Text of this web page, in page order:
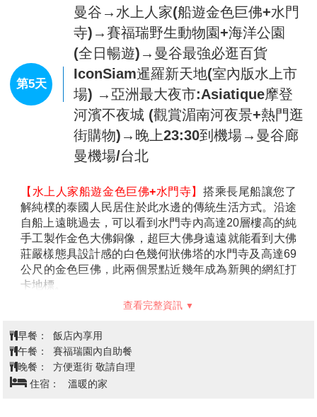
是安排泰國行程必去的景點，泰國有相當多的水上市
芭塔雅四方水上市場(Pattaya Floating Market) 是
聚集泰國傳統建築、水上市場獨特交易方式、泰國各
種表演、人氣泰式美食、各種親身體驗與百家紀念品
商店，這裡就是個專為遊客打造的觀光水上市場。也
是電影《杜拉拉升職記》的拍攝場景之一！
「四方水
上市場」網羅來自四面八方各種特色店家而得名，市
100多個攤位，從米粉湯、鱷魚肉、章魚燒、泰
式奶茶、香蕉煎餅及芒果糯米飯等美食到泰國傳統服
飾、在地名產、工藝品等商品，商家都是位在木雕風
格的建築物裡，不像一般傳統水上市場會有很多水上
比較乾淨衛生，會讓人願意花心思逛街吃美食，也比
較不怕拉肚子。
【紫醉金迷夜生活【Pattaya Walking
Street】】芭達雅的洋人步行街，顧名思義有眾多國
外觀光客步行於此，燈紅酒綠的街道，充滿著異國風
味。原址為洋人美軍大街，在1950年代時只是個小漁
村，因越戰關係，芭達雅變成美軍作戰之餘尋歡作樂
的區域，歌舞昇平，但隨著美軍撤退絲毫不減熱鬧景
去之處。華燈初上，芭達雅徒步街展現無限旖旎的風
光，有多彩繽紛的閃耀霓虹燈、令人血脈噴張的鋼管
熱舞，以及許多醉翁之意不在酒的酒客，儼然一座美
軍俱樂部洋人街不夜城，數十間
ERAWAN】，即是印度教三位一體神中的創造神-大梵
天，所以該稱之為四面神，而非四面佛。四面神有四個
面，四雙手和一雙脚，有脚的即是正面，從正面以順時
針方向算起四個面分別代表：平安（手持佛珠）、事業
（手持權杖）、婚姻（手持貝殼）、財富（手持金
磚）；也分別代表慈、悲、喜、捨四個字。
※ 行程小常識：教您參拜四面神
參拜方式為先至右方販賣部購買一套香花供品，金額及
種類依個人所需（一般參拜為20~50銖，許願還願為
100銖以上），點燃香柱及蠟燭後，再依順時針方向自
正面起順序參拜，各面均於參拜後供上三支香、一支燭
面先上燭，依序四面均上完三柱香後，回到正面再獻花
即可。
【必買必逛！BIG C Supercenter泰國版家樂福】泰國
曼谷的BIG C算是曼谷最大型的連鎖超市量販店，其角
色類似台灣的大潤發、家樂福、愛買，但商場內有包含:
藥妝店、平價服飾、眼鏡行、美髮店、提款機、通訊行
等各種與生活貼近的商家，可以說是當地人的平價好鄰
秀為曼谷前三大人妖秀，精心設計的劇院富麗堂皇，舞
台燈光、音效、排場俱佳，搭配婀娜多姿的人妖，呈現
出完美的演出，演繹鄧麗君的經典歌曲、泰國傳統舞蹈
秀、現代歌舞表演、中國宮廷舞劇、百老匯舞劇等精緻
第5天
曼谷→水上人家(船遊金色巨佛+水門
寺)→賽福瑞野生動物園+海洋公園
(全日暢遊)→曼谷最強必逛百貨
IconSiam暹羅新天地(室內版水上市
場) →亞洲最大夜市:Asiatique摩登
河濱不夜城 (觀賞湄南河夜景+熱門逛
街購物)→晚上23:30到機場→曼谷廊
曼機場/台北
【水上人家船遊金色巨佛+水門寺】搭乘長尾船讓您了
解純樸的泰國人民居住於此水邊的傳統生活方式。沿途
自船上遠眺過去，可以看到水門寺內高達20層樓高的純
手工製作金色大佛銅像，超巨大佛身遠遠就能看到大佛
莊嚴樣態具設計感的白色幾何狀佛塔的水門寺及高達69
公尺的金色巨佛，此兩個景點近幾年成為新興的網紅打
卡地標。
【賽福瑞野生動物園+海洋公園】
區域：野生動物園（Safari Park）與 海洋公園（Marine
Park）。
遊客可以遊園車遊覽動物展覽園，感受被斑馬、大象和
長頸鹿等各類野生動物伴遊的樂趣，更有機會一窺犀牛
查看完整資訊
早餐：
飯店內享用
午餐：
賽福瑞園內自助餐
晚餐：
方便逛街 敬請自理
住宿：
溫暖的家